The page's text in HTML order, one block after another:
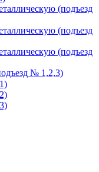
(подъезд
(подъезд
(подъезд
№ 1,2,3)